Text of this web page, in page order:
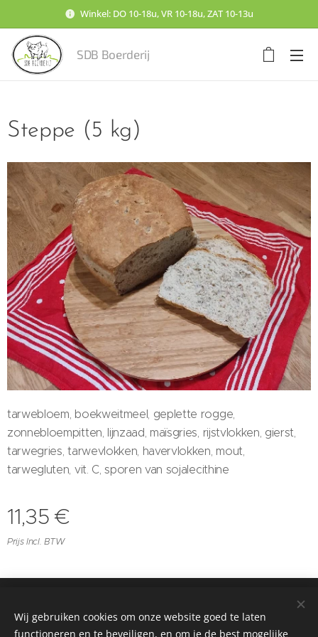
Winkel: DO 10-18u, VR 10-18u, ZAT 10-13u
SDB Boerderij
Steppe (5 kg)
tarwebloem, boekweitmeel, geplette rogge,
zonnebloempitten, lijnzaad, maïsgries, rijstvlokken, gierst,
tarwegries, tarwevlokken, havervlokken, mout,
tarwegluten, vit. C, sporen van sojalecithine
11,35 €
Prijs Incl. BTW
SDB Boerderij nv
Cookies
Wij gebruiken cookies om onze website goed te laten
functioneren en te beveiligen, en om je de best mogelijke